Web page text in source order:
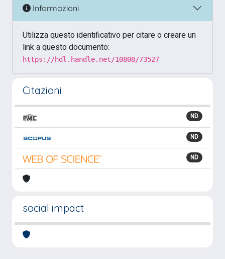
Informazioni
Utilizza questo identificativo per citare o creare un
link a questo documento:
https://hdl.handle.net/10808/73527
Citazioni
ND
ND
ND
social impact